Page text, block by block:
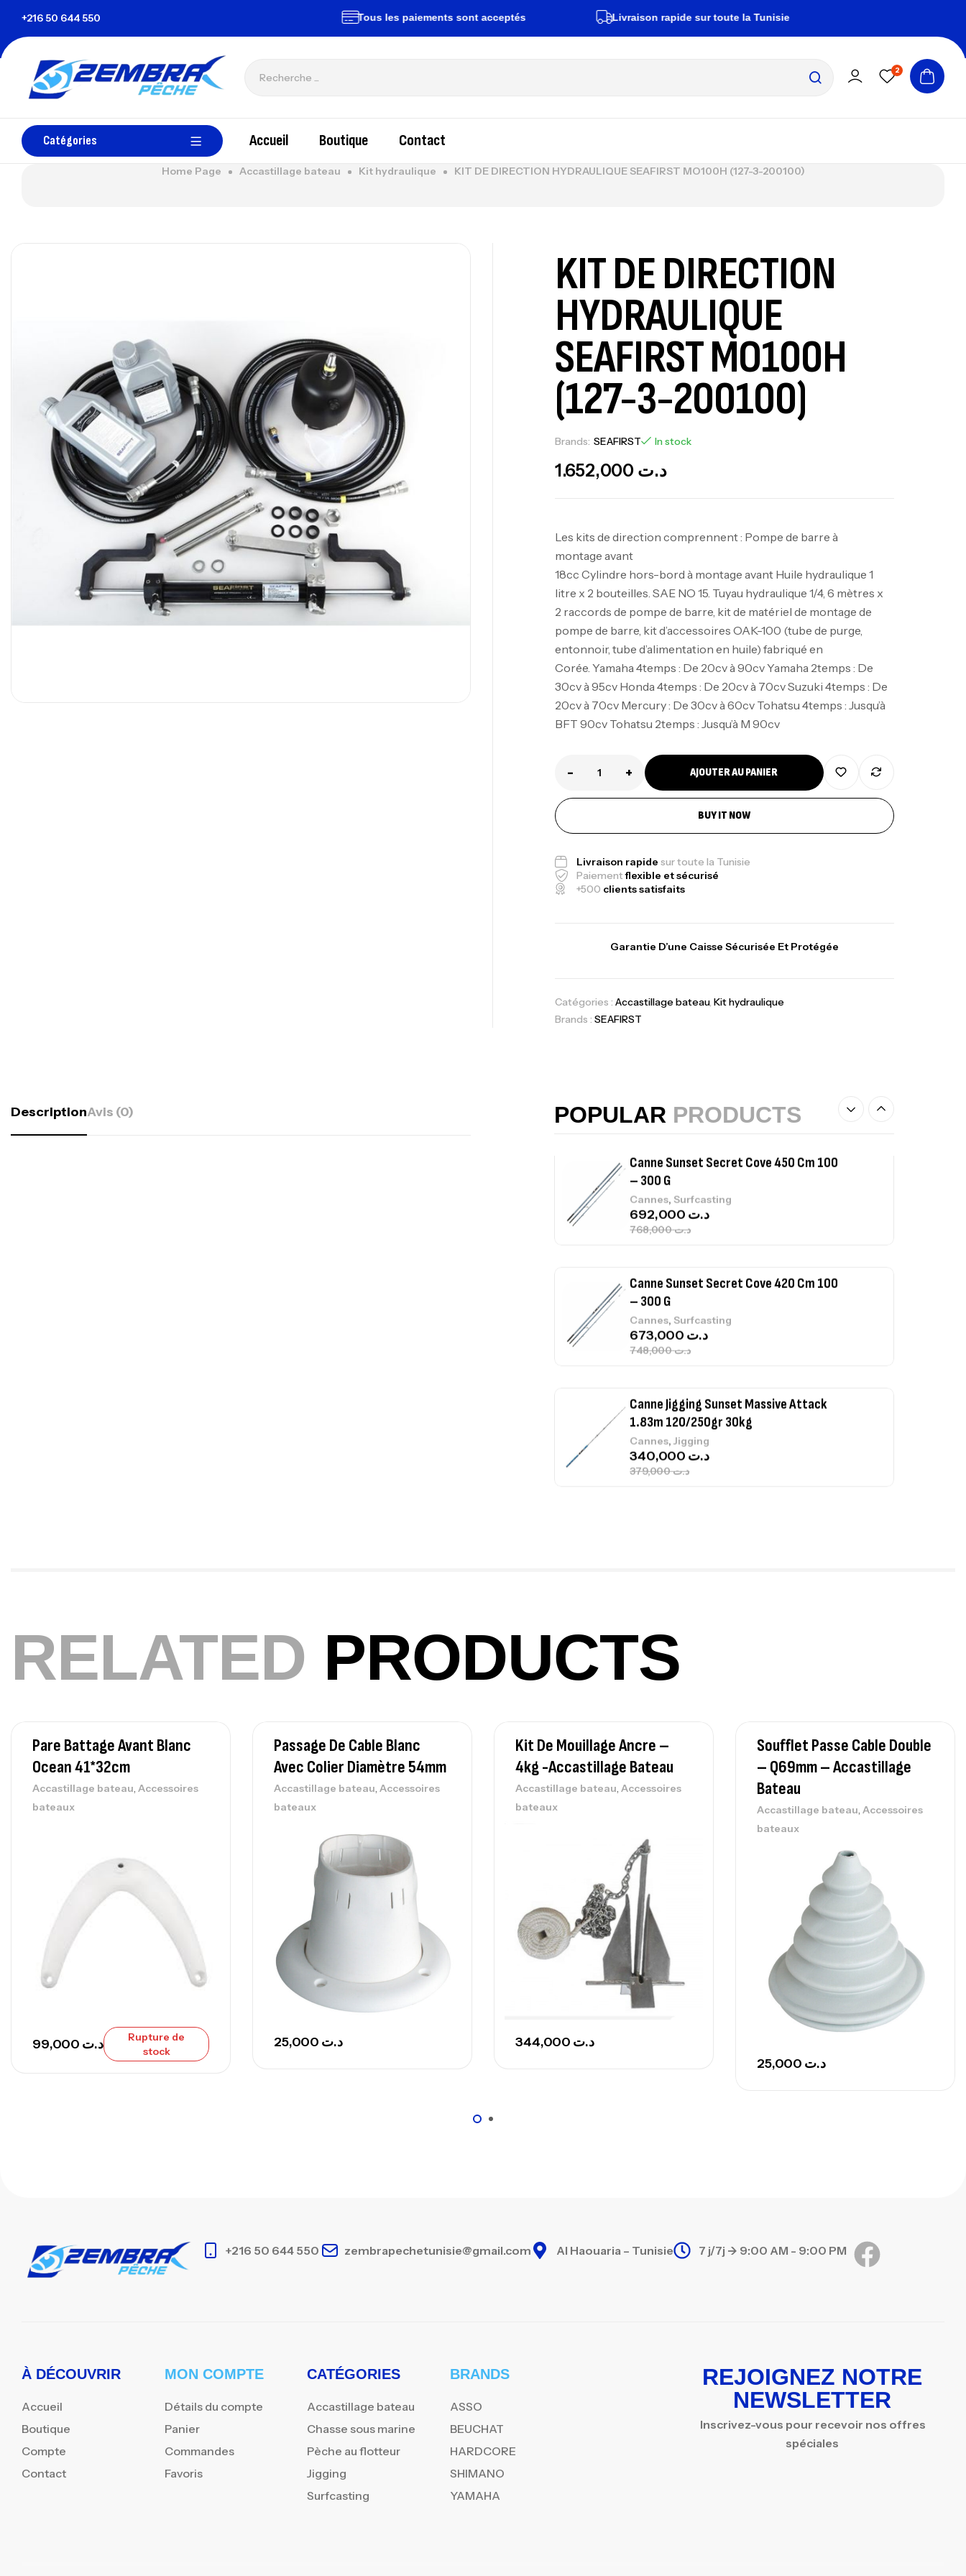
+216 50 644 550zembrapechetunisie@gmail.com Tous les paiements sont acceptés Livraison rapide sur toute la Tunisie
2
Catégories Accueil Boutique Contact
Home Page Accastillage bateau Kit hydraulique KIT DE DIRECTION HYDRAULIQUE SEAFIRST MO100H (127-3-200100)
KIT DE DIRECTION
HYDRAULIQUE
SEAFIRST MO100H
(127-3-200100)
Brands: SEAFIRST In stock
د.ت 1.652,000
Les kits de direction comprennent : Pompe de barre à
montage avant
18cc Cylindre hors-bord à montage avant Huile hydraulique 1
litre x 2 bouteilles. SAE NO 15. Tuyau hydraulique 1/4, 6 mètres x
2 raccords de pompe de barre, kit de matériel de montage de
pompe de barre, kit d’accessoires OAK-100 (tube de purge,
entonnoir, tube d’alimentation en huile) fabriqué en
Corée. Yamaha 4temps : De 20cv à 90cv Yamaha 2temps : De
30cv à 95cv Honda 4temps : De 20cv à 70cv Suzuki 4temps : De
20cv à 70cv Mercury : De 30cv à 60cv Tohatsu 4temps : Jusqu’à
BFT 90cv Tohatsu 2temps : Jusqu’à M 90cv
- + AJOUTER AU PANIER
BUY IT NOW
Livraison rapide sur toute la Tunisie
Paiementflexible et sécurisé
+500 clients satisfaits
Garantie D’une Caisse Sécurisée Et Protégée
Catégories : Accastillage bateau, Kit hydraulique
Brands : SEAFIRST
DescriptionAvis (0) POPULAR PRODUCTS
Canne Jigging Sunset Massive Attack
1.83m 120/250gr 30kg
Cannes,Jigging
د.ت379,000
Foureau Kalli Kunnan Funda 1.70m
د.ت420,000
د.ت378,000
Volant 3 Branches Inox T26S/35
Canne Sunset Secret Cove 450 Cm 100
– 300 G
Cannes Surfcasting
د.ت
Canne Sunset Secret Cove 420 Cm 100
– 300 G
Cannes Surfcasting
د.ت
د.ت
Canne Jigging Sunset Massive Attack
1.83m 120/250gr 30kg
Cannes Jigging
د.ت340,000
Volant 3 Branches Inox T26S/35
Accastillage bateau
Canne Sunset Beachstriker Surf Hybrid
420 Cm 100-250 G
Cannes
215,000
Canne Sunset Secret Cove 450 Cm 100
– 300 G
Cannes
Canne Sunset Secret Cove 420 Cm 100
– 300 G
RELATED PRODUCTS
Pare Battage Avant Blanc
Ocean 41*32cm
Accastillage bateau, Accessoires
bateaux
د.ت
Rupture de
stock
Passage De Cable Blanc
Avec Colier Diamètre 54mm
Accastillage bateau, Accessoires
bateaux
د.ت
Kit De Mouillage Ancre –
4kg -Accastillage Bateau
Accastillage bateau, Accessoires
bateaux
د.ت
Soufflet Passe Cable Double
– Q69mm – Accastillage
Bateau
Accastillage bateau, Accessoires
bateaux
د.ت
+216 50 644 550 zembrapechetunisie@gmail.com Al Haouaria – Tunisie 7 j/7j -> 9:00 AM - 9:00 PM
À DÉCOUVRIR
Accueil
Boutique
Compte
Contact
MON COMPTE
Détails du compte
Panier
Commandes
Favoris
CATÉGORIES
Accastillage bateau
Chasse sous marine
Pèche au flotteur
Jigging
Surfcasting
BRANDS
ASSO
BEUCHAT
HARDCORE
SHIMANO
YAMAHA
REJOIGNEZ NOTRE
NEWSLETTER
Inscrivez-vous pour recevoir nos offres
spéciales